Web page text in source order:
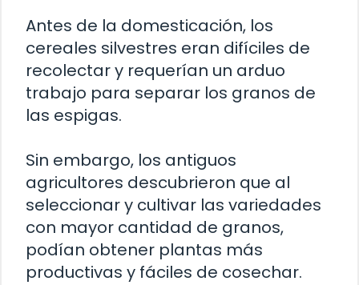
Antes de la domesticación, los
cereales silvestres eran difíciles de
recolectar y requerían un arduo
trabajo para separar los granos de
las espigas.
Sin embargo, los antiguos
agricultores descubrieron que al
seleccionar y cultivar las variedades
con mayor cantidad de granos,
podían obtener plantas más
productivas y fáciles de cosechar.